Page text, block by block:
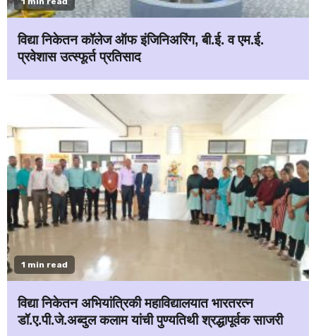
विद्या निकेतन कॉलेज ऑफ इंजिनिअरिंग, बी.ई. व एम.ई.
प्रवेशास उत्स्फूर्त प्रतिसाद
1 min read
विद्या निकेतन अभियांत्रिकी महाविद्यालयात भारतरत्न
डॉ.ए.पी.जे.अब्दुल कलाम यांची पुण्यतिथी श्रद्धापूर्वक साजरी